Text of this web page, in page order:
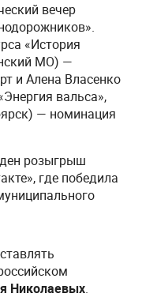
вечер
«История
МО) —
и Алена Власенко
вальса»,
— номинация
розыгрыш
где победила
Николаевых.